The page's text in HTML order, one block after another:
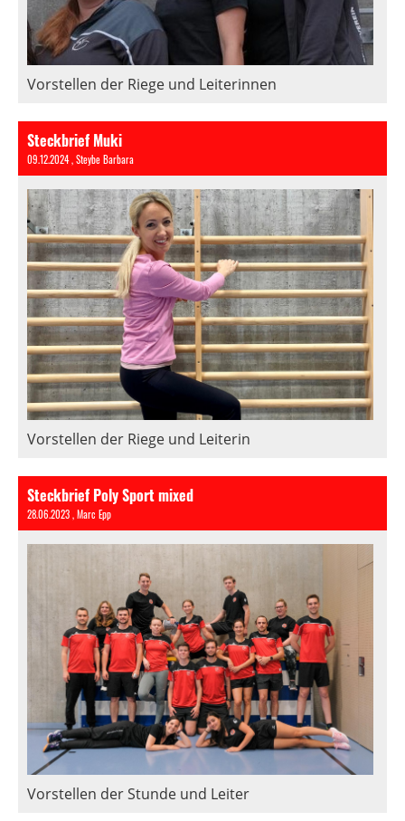
Vorstellen der Riege und Leiterinnen
Steckbrief Muki
09.12.2024, Steybe Barbara
Vorstellen der Riege und Leiterin
Steckbrief Poly Sport mixed
28.06.2023, Marc Epp
Vorstellen der Stunde und Leiter